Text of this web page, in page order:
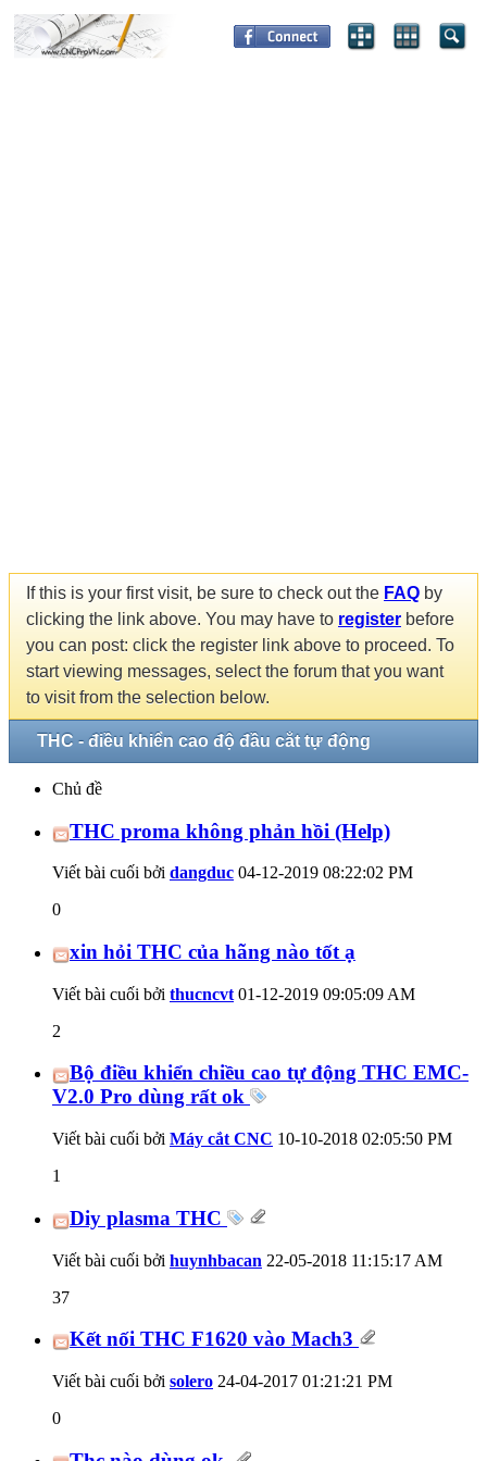
If this is your first visit, be sure to check out the FAQ by
clicking the link above. You may have to register before
you can post: click the register link above to proceed. To
start viewing messages, select the forum that you want
to visit from the selection below.
THC - điều khiển cao độ đầu cắt tự động
Chủ đề
THC proma không phản hồi (Help)
Viết bài cuối bởi dangduc 04-12-2019 08:22:02 PM
0
xin hỏi THC của hãng nào tốt ạ
Viết bài cuối bởi thucncvt 01-12-2019 09:05:09 AM
2
Bộ điều khiển chiều cao tự động THC EMC-
V2.0 Pro dùng rất ok
Viết bài cuối bởi Máy cắt CNC 10-10-2018 02:05:50 PM
1
Diy plasma THC
Viết bài cuối bởi huynhbacan 22-05-2018 11:15:17 AM
37
Kết nối THC F1620 vào Mach3
Viết bài cuối bởi solero 24-04-2017 01:21:21 PM
0